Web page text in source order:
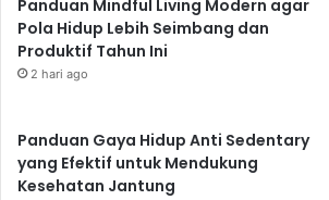
Panduan Mindful Living Modern agar
Pola Hidup Lebih Seimbang dan
Produktif Tahun Ini
2 hari ago
Panduan Gaya Hidup Anti Sedentary
yang Efektif untuk Mendukung
Kesehatan Jantung